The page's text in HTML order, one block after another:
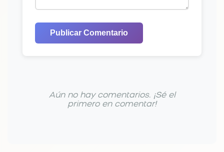
Publicar Comentario
Aún no hay comentarios. ¡Sé el
primero en comentar!